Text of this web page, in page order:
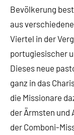
Bevölkerung
aus
Viertel in der
portugiesischer
Dieses neue
ganz in das
die Missionare
der Ärmsten und
der Comboni-